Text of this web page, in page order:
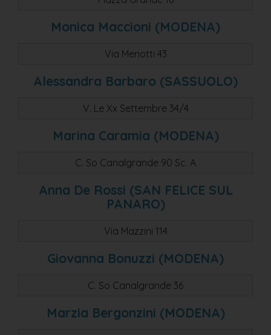
Monica Maccioni (MODENA)
Via Menotti 43
Alessandra Barbaro (SASSUOLO)
V. Le Xx Settembre 34/4
Marina Caramia (MODENA)
C. So Canalgrande 90 Sc. A
Anna De Rossi (SAN FELICE SUL
PANARO)
Via Mazzini 114
Giovanna Bonuzzi (MODENA)
C. So Canalgrande 36
Marzia Bergonzini (MODENA)